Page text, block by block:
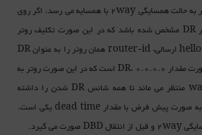
زمانی شروع می شود که روتر به حالت همسایگی 2way با همسایه می رسد. اگر روی
hello دریافتی از قبل روتر DR مشخص شده باشد که در این صورت تکلیف روتر
مشخص است و روتر نیز در hello ارسالی، router-id همان روتر را به عنوان DR
قرار می دهد. در غیر این صورت مقدار DR، 0.0.0.0 است که در این صورت روتر به
اندازه مدت زمان wait time منتظر می ماند تا همه شانس DR شدن را داشته
باشند. مقدار wait time به صورت پیش فرض با مقدار dead time یکی است.